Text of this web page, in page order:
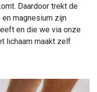
Daardoor trekt de
en magnesium zijn
en die we via onze
lichaam maakt zelf